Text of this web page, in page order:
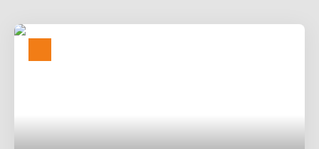
Budget max (€)